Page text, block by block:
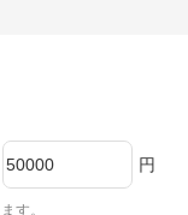
円
す。